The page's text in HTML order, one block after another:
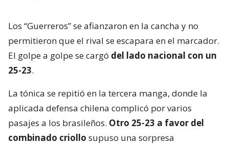
Los “Guerreros” se afianzaron en la cancha y no
permitieron que el rival se escapara en el marcador.
El golpe a golpe se cargó del lado nacional con un
25-23.
La tónica se repitió en la tercera manga, donde la
aplicada defensa chilena complicó por varios
pasajes a los brasileños. Otro 25-23 a favor del
combinado criollo supuso una sorpresa